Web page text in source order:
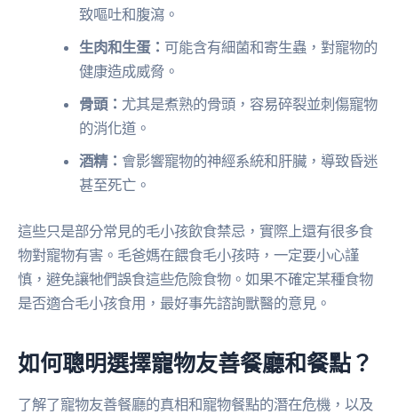
致嘔吐和腹瀉。
生肉和生蛋： 可能含有細菌和寄生蟲，對寵物的
健康造成威脅。
骨頭： 尤其是煮熟的骨頭，容易碎裂並刺傷寵物
的消化道。
酒精： 會影響寵物的神經系統和肝臟，導致昏迷
甚至死亡。
這些只是部分常見的毛小孩飲食禁忌，實際上還有很多食
物對寵物有害。毛爸媽在餵食毛小孩時，一定要小心謹
慎，避免讓牠們誤食這些危險食物。如果不確定某種食物
是否適合毛小孩食用，最好事先諮詢獸醫的意見。
如何聰明選擇寵物友善餐廳和餐點？
了解了寵物友善餐廳的真相和寵物餐點的潛在危機，以及